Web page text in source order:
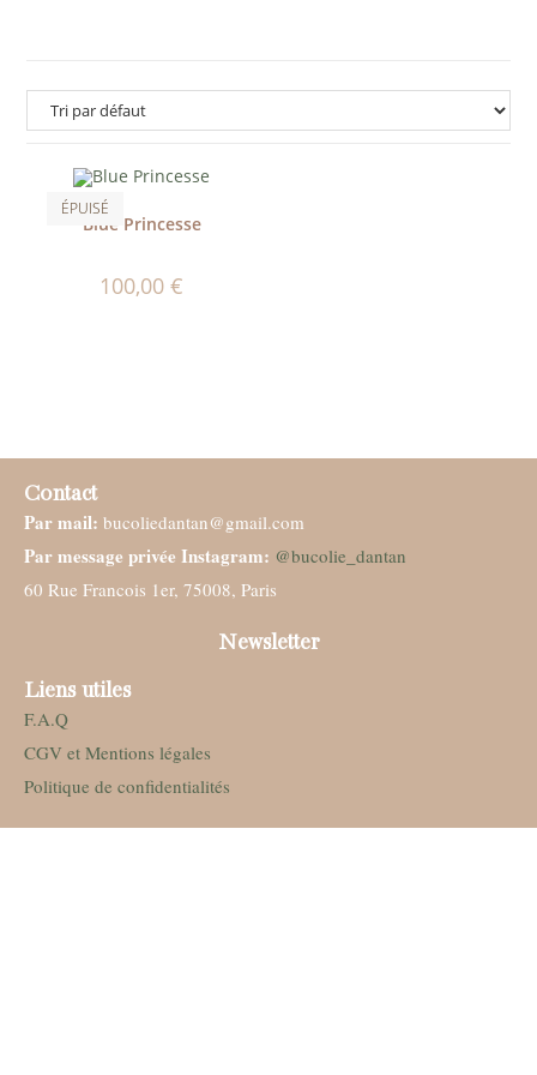
ÉPUISÉ
Blue Princesse
100,00€
Contact
Par mail: bucoliedantan@gmail.com
Par message privée Instagram: @bucolie_dantan
60 Rue Francois 1er, 75008, Paris
Newsletter
Liens utiles
F.A.Q
CGV et Mentions légales
Politique de confidentialités